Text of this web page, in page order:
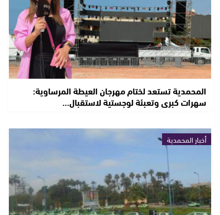
المحمدية تستعد لختام مهرجان العيطة المرساوية:
سهرات كبرى وتعبئة لوجستية لاستقبال…
أخبار المحمدية